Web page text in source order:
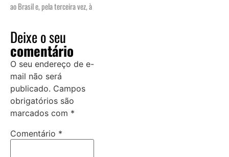
ao Brasil e, pela terceira vez, à
Deixe o seu
comentário
O seu endereço de e-
mail não será
publicado. Campos
obrigatórios são
marcados com *
Comentário *